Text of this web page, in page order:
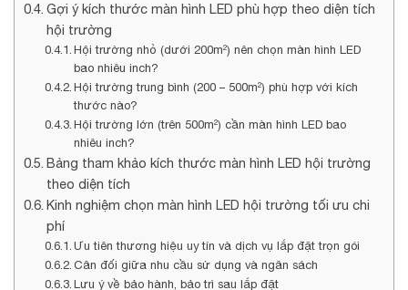
Gợi ý kích thước màn hình LED phù hợp theo diện tích
hội trường
Hội trường nhỏ (dưới 200m²) nên chọn màn hình LED
bao nhiêu inch?
Hội trường trung bình (200 – 500m²) phù hợp với kích
thước nào?
Hội trường lớn (trên 500m²) cần màn hình LED bao
nhiêu inch?
Bảng tham khảo kích thước màn hình LED hội trường
theo diện tích
Kinh nghiệm chọn màn hình LED hội trường tối ưu chi
phí
Ưu tiên thương hiệu uy tín và dịch vụ lắp đặt trọn gói
Cân đối giữa nhu cầu sử dụng và ngân sách
Lưu ý về bảo hành, bảo trì sau lắp đặt